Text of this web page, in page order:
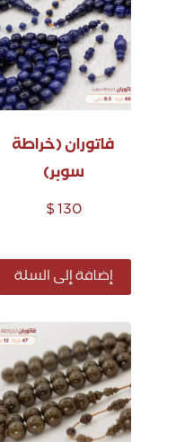
فاتوران (خراطة
سوبر)
$130
إضافة إلى السلة